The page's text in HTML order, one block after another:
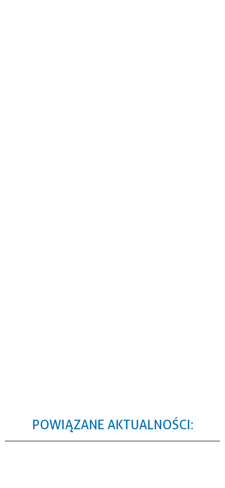
POWIĄZANE AKTUALNOŚCI: